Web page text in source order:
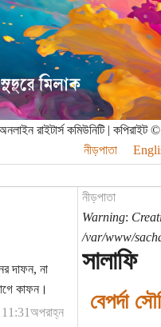
রাইটার্স কমিউনিটি |
নীড়পাতা
দাফন, না
কাফন।
নীড়পাতা
Warning:
/var/www/
সালাফি
বেপর্দা